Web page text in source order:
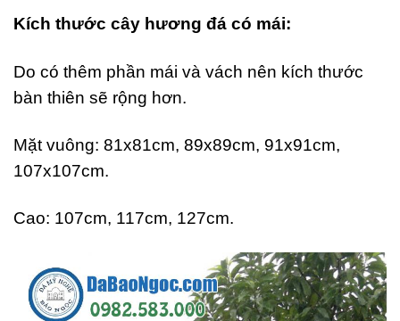
Kích thước cây hương đá có mái:
Do có thêm phần mái và vách nên kích thước
bàn thiên sẽ rộng hơn.
Mặt vuông: 81x81cm, 89x89cm, 91x91cm,
107x107cm.
Cao: 107cm, 117cm, 127cm.